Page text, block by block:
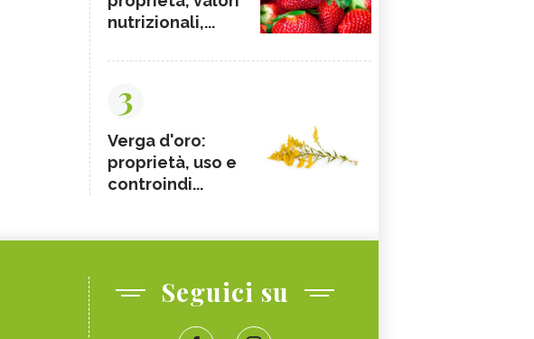
nutrizionali,...
3
Verga d'oro:
proprietà, uso e
controindi...
Seguici su